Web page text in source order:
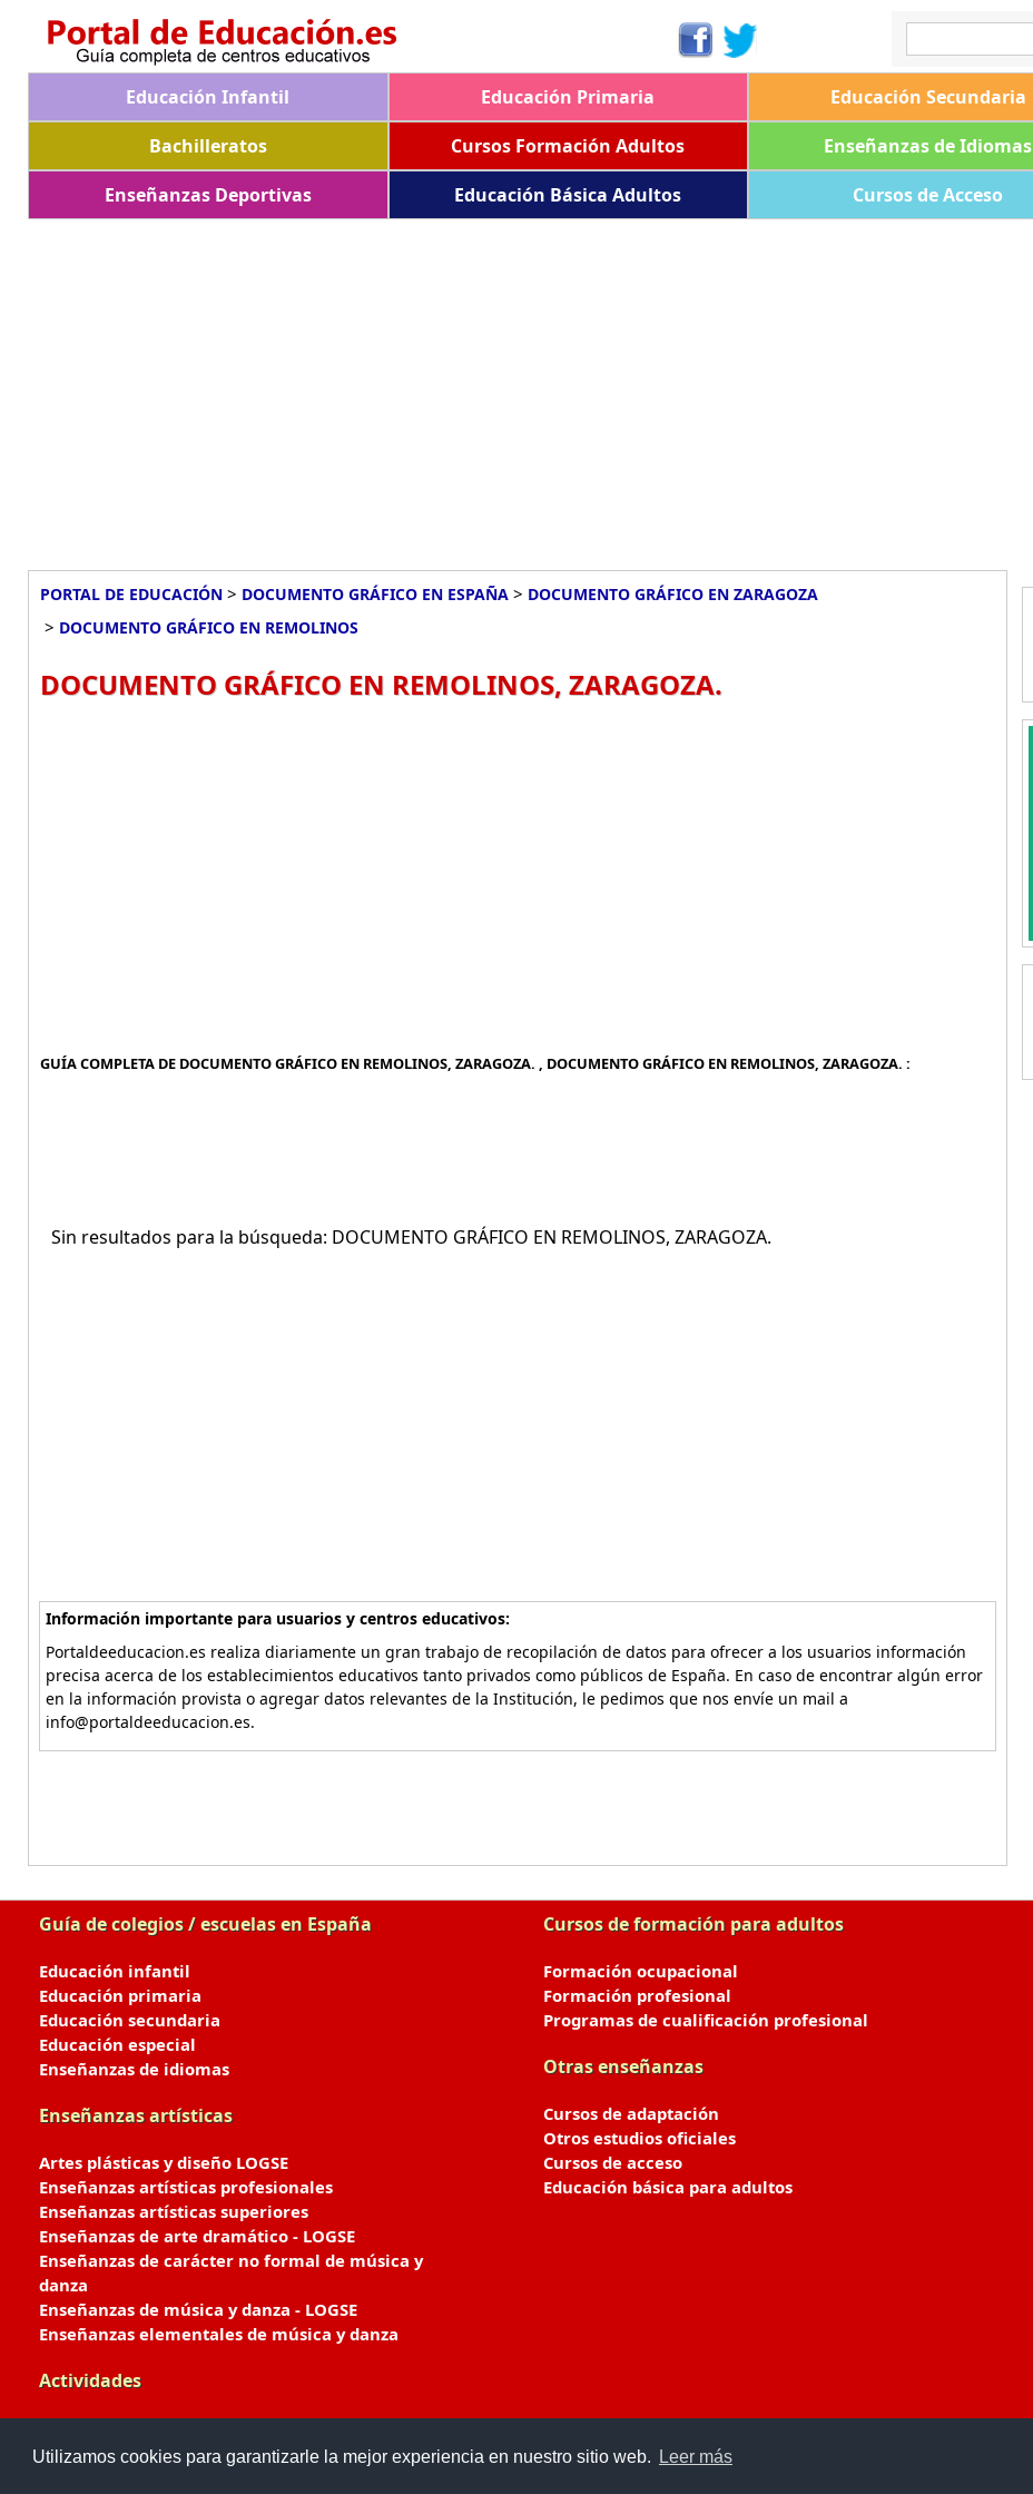
Utilizamos cookies para garantizarle la mejor experiencia en nuestro sitio web. Leer más
Educación Infantil Educación Primaria Educación Secundaria
Bachilleratos
Cursos Formación Adultos Enseñanzas de Idiomas
Enseñanzas Deportivas
Educación Básica Adultos Cursos de Acceso
PORTAL DE EDUCACIÓN > DOCUMENTO GRÁFICO EN ESPAÑA > DOCUMENTO GRÁFICO EN ZARAGOZA
> DOCUMENTO GRÁFICO EN REMOLINOS
DOCUMENTO GRÁFICO EN REMOLINOS, ZARAGOZA.
GUÍA COMPLETA DE DOCUMENTO GRÁFICO EN REMOLINOS, ZARAGOZA. , DOCUMENTO GRÁFICO EN REMOLINOS, ZARAGOZA. :
Sin resultados para la búsqueda: DOCUMENTO GRÁFICO EN REMOLINOS, ZARAGOZA.
Información importante para usuarios y centros educativos:
Portaldeeducacion.es realiza diariamente un gran trabajo de recopilación de datos para ofrecer a los usuarios información
precisa acerca de los establecimientos educativos tanto privados como públicos de España. En caso de encontrar algún error
en la información provista o agregar datos relevantes de la Institución, le pedimos que nos envíe un mail a
info@portaldeeducacion.es.
Guía de colegios / escuelas en España
Educación infantil
Educación primaria
Educación secundaria
Educación especial
Enseñanzas de idiomas
Enseñanzas artísticas
Artes plásticas y diseño LOGSE
Enseñanzas artísticas profesionales
Enseñanzas artísticas superiores
Enseñanzas de arte dramático - LOGSE
Enseñanzas de carácter no formal de música y
danza
Enseñanzas de música y danza - LOGSE
Enseñanzas elementales de música y danza
Actividades
Cursos de formación para adultos
Formación ocupacional
Formación profesional
Programas de cualificación profesional
Otras enseñanzas
Cursos de adaptación
Otros estudios oficiales
Cursos de acceso
Educación básica para adultos